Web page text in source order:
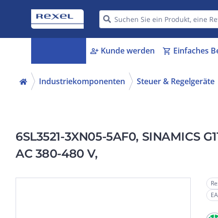
person_add Kunde werden shopping_cart Einfaches
Industriekomponenten Steuer & Regelgeräte
6SL3521-3XN05-5AF0, SINAMICS
AC 380-480 V,